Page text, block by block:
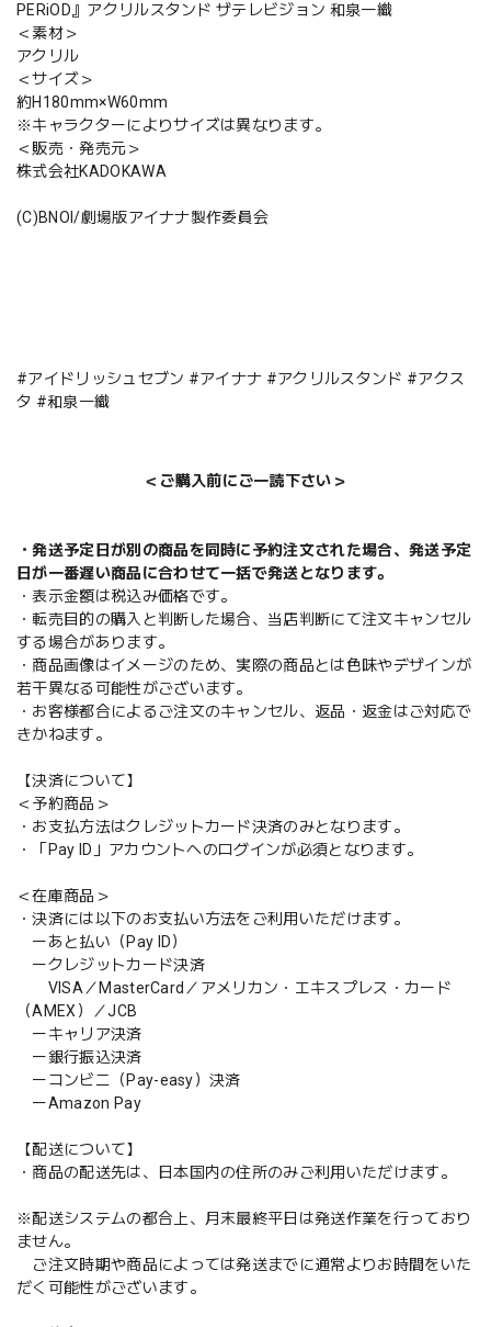
PERiOD』アクリルスタンド ザテレビジョン 和泉一織
＜素材＞
アクリル
＜サイズ＞
約H180mm×W60mm
※キャラクターによりサイズは異なります。
＜販売・発売元＞
株式会社KADOKAWA
(C)BNOI/劇場版アイナナ製作委員会
#アイドリッシュセブン #アイナナ #アクリルスタンド #アクス
タ #和泉一織
＜ご購入前にご一読下さい＞
・発送予定日が別の商品を同時に予約注文された場合、発送予定
日が一番遅い商品に合わせて一括で発送となります。
・表示金額は税込み価格です。
・転売目的の購入と判断した場合、当店判断にて注文キャンセル
する場合があります。
・商品画像はイメージのため、実際の商品とは色味やデザインが
若干異なる可能性がございます。
・お客様都合によるご注文のキャンセル、返品・返金はご対応で
きかねます。
【決済について】
＜予約商品＞
・お支払方法はクレジットカード決済のみとなります。
・「Pay ID」アカウントへのログインが必須となります。
＜在庫商品＞
・決済には以下のお支払い方法をご利用いただけます。
ーあと払い（Pay ID）
ークレジットカード決済
VISA／MasterCard／アメリカン・エキスプレス・カード
（AMEX）／JCB
ーキャリア決済
ー銀行振込決済
ーコンビニ（Pay-easy）決済
ーAmazon Pay
【配送について】
・商品の配送先は、日本国内の住所のみご利用いただけます。
※配送システムの都合上、月末最終平日は発送作業を行っており
ません。
ご注文時期や商品によっては発送までに通常よりお時間をいた
だく可能性がございます。